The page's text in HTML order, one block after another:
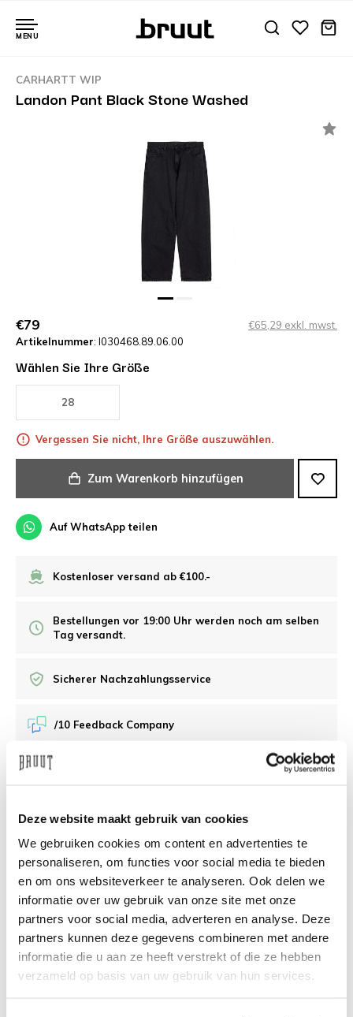
Deze website maakt gebruik van cookies
We gebruiken cookies om content en advertenties te
personaliseren, om functies voor social media te bieden
en om ons websiteverkeer te analyseren. Ook delen we
informatie over uw gebruik van onze site met onze
partners voor social media, adverteren en analyse. Deze
partners kunnen deze gegevens combineren met andere
informatie die u aan ze heeft verstrekt of die ze hebben
verzameld op basis van uw gebruik van hun services.
MENU
CARHARTT WIP
Landon Pant Black Stone Washed
€79
€65,29 exkl. mwst.
Artikelnummer: I030468.89.06.00
Wählen Sie Ihre Größe
28
Vergessen Sie nicht, Ihre Größe auszuwählen.
Zum Warenkorb hinzufügen
Auf WhatsApp teilen
Kostenloser versand ab €100.-
Bestellungen vor 19:00 Uhr werden noch am selben
Tag versandt.
Sicherer Nachzahlungsservice
/10 Feedback Company
weiter
info@bruut.nl Live-Chat Whatsapp
Über dieses Produkt
Versand und Rückgabe
Verwandte Produkte